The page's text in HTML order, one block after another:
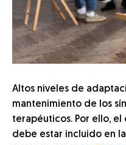
Altos niveles de
mantenimiento de los
terapéuticos. Por ello,
debe estar incluido en